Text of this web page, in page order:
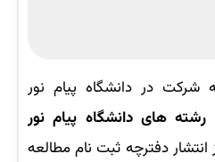
شرکت در دانشگاه پیام نور
رشته های دانشگاه پیام نور
دفترچه ثبت نام مطالعه